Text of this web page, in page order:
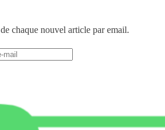
chaque nouvel article par email.